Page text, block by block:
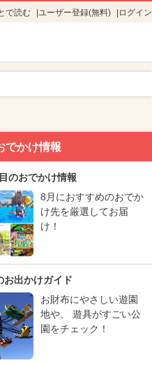
で読む ユーザー登録(無料) ログイン
でかけ情報
のおでかけ情報
8月におすすめのおでか
け先を厳選してお届
け！
お出かけガイド
お財布にやさしい遊園
地や、 遊具がすごい公
園をチェック！